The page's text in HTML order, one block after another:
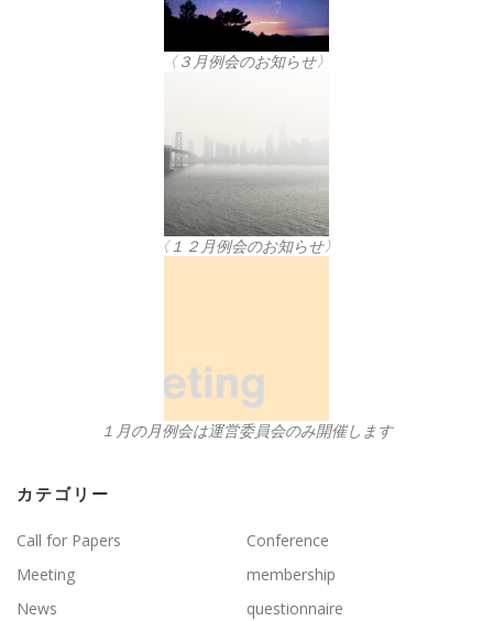
〈３月例会のお知らせ〉
〈１２月例会のお知らせ〉
１月の月例会は運営委員会のみ開催します
カテゴリー
Call for Papers
Conference
Meeting
membership
News
questionnaire